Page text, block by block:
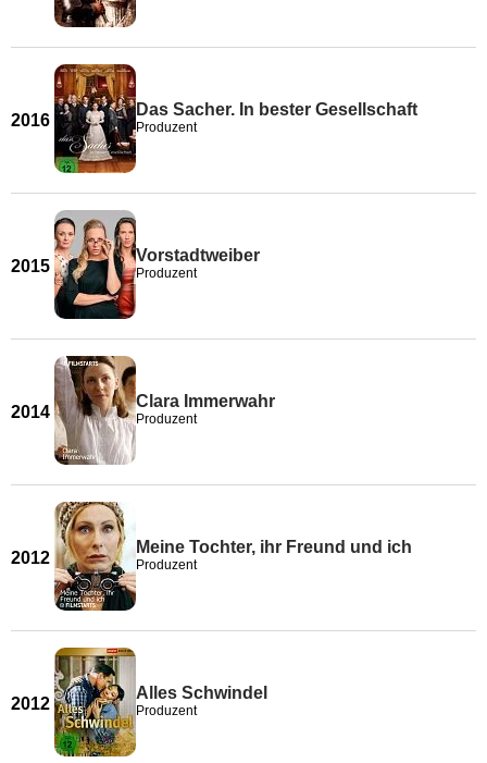
2016
Das Sacher. In bester Gesellschaft
Produzent
2015
Vorstadtweiber
Produzent
2014
Clara Immerwahr
Produzent
2012
Meine Tochter, ihr Freund und ich
Produzent
2012
Alles Schwindel
Produzent